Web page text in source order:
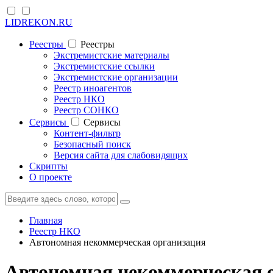
LIDREKON.RU
Реестры
Реестры
Экстремистские материалы
Экстремистские ссылки
Экстремистские организации
Реестр иноагентов
Реестр НКО
Реестр СОНКО
Cервисы
Cервисы
Контент-фильтр
Безопасный поиск
Версия сайта для слабовидящих
Скрипты
О проекте
Главная
Реестр НКО
Автономная некоммерческая организация